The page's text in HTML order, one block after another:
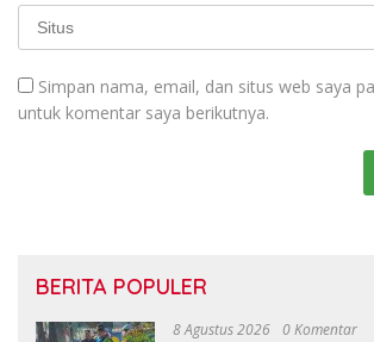
Simpan nama, email, dan situs web saya
untuk komentar saya berikutnya.
BERITA POPULER
8 Agustus 2026 0 Komentar